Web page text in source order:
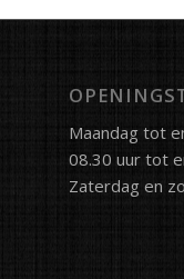
Maandag tot
08.30 uur tot
Zaterdag en